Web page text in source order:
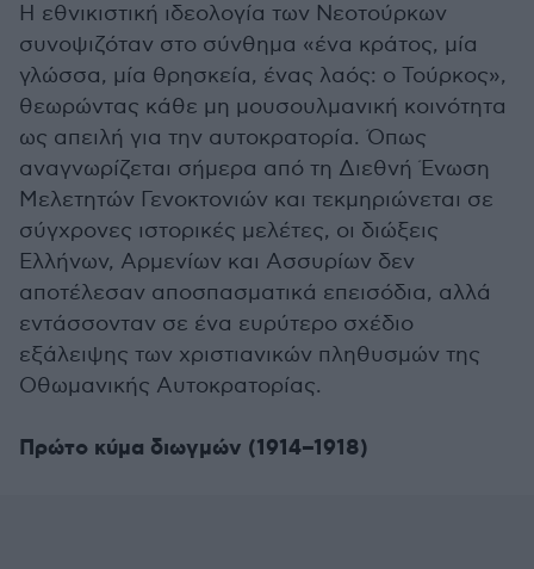
Η εθνικιστική ιδεολογία των Νεοτούρκων
συνοψιζόταν στο σύνθημα «ένα κράτος, μία
γλώσσα, μία θρησκεία, ένας λαός: ο Τούρκος»,
θεωρώντας κάθε μη μουσουλμανική κοινότητα
ως απειλή για την αυτοκρατορία. Όπως
αναγνωρίζεται σήμερα από τη Διεθνή Ένωση
Μελετητών Γενοκτονιών και τεκμηριώνεται σε
σύγχρονες ιστορικές μελέτες, οι διώξεις
Ελλήνων, Αρμενίων και Ασσυρίων δεν
αποτέλεσαν αποσπασματικά επεισόδια, αλλά
εντάσσονταν σε ένα ευρύτερο σχέδιο
εξάλειψης των χριστιανικών πληθυσμών της
Οθωμανικής Αυτοκρατορίας.
Πρώτο κύμα διωγμών (1914–1918)